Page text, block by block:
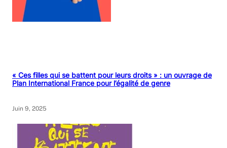
« Ces filles qui se battent pour leurs droits » : un ouvrage de
Plan International France pour l’égalité de genre
Juin 9, 2025